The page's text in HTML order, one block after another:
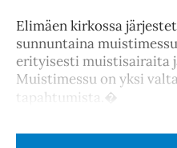
Elimäen kirkossa
sunnuntaina
erityisesti muistisairaita
Muistimessu on yksi
tapahtumista.�